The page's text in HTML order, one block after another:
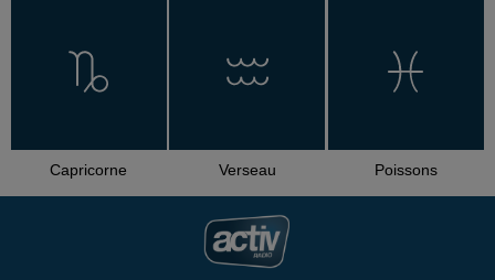
Capricorne Verseau Poissons